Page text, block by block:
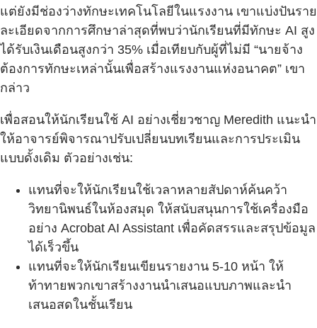
แต่ยังมีช่องว่างทักษะเทคโนโลยีในแรงงาน เขาแบ่งปันราย
ละเอียดจากการศึกษาล่าสุดที่พบว่านักเรียนที่มีทักษะ AI สูง
ได้รับเงินเดือนสูงกว่า 35% เมื่อเทียบกับผู้ที่ไม่มี “นายจ้าง
ต้องการทักษะเหล่านั้นเพื่อสร้างแรงงานแห่งอนาคต” เขา
กล่าว
เพื่อสอนให้นักเรียนใช้ AI อย่างเชี่ยวชาญ Meredith แนะนำ
ให้อาจารย์พิจารณาปรับเปลี่ยนบทเรียนและการประเมิน
แบบดั้งเดิม ตัวอย่างเช่น:
แทนที่จะให้นักเรียนใช้เวลาหลายสัปดาห์ค้นคว้า
วิทยานิพนธ์ในห้องสมุด ให้สนับสนุนการใช้เครื่องมือ
อย่าง Acrobat AI Assistant เพื่อคัดสรรและสรุปข้อมูล
ได้เร็วขึ้น
แทนที่จะให้นักเรียนเขียนรายงาน 5-10 หน้า ให้
ท้าทายพวกเขาสร้างงานนำเสนอแบบภาพและนำ
เสนอสดในชั้นเรียน